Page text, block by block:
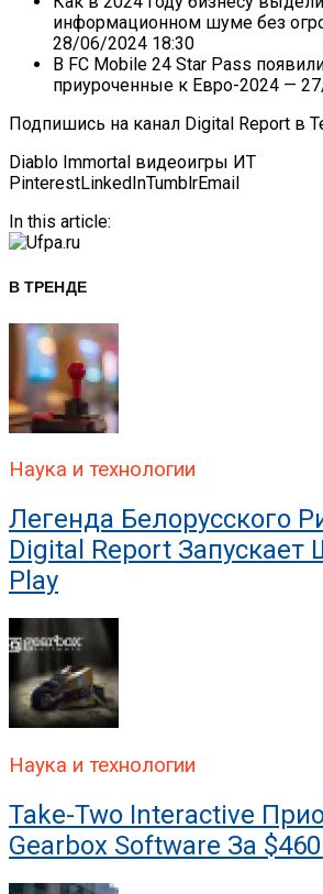
информационном шуме без
28/06/2024 18:30
В FC Mobile 24 Star Pass
приуроченные к Евро-2024 —
Подпишись на канал Digital Report в
Diablo Immortal видеоигры ИТ
PinterestLinkedInTumblrEmail
In this article:
В ТРЕНДЕ
Наука и технологии
Легенда Белорусского
Digital Report Запускает
Play
Наука и технологии
Take-Two Interactive
Gearbox Software За